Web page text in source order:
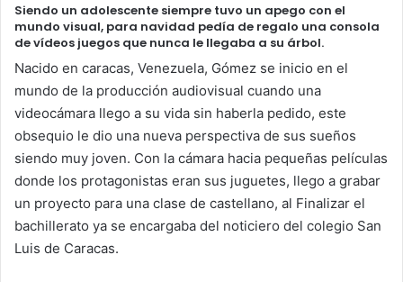
Siendo un adolescente siempre tuvo un apego con el
mundo visual, para navidad pedía de regalo una consola
de vídeos juegos que nunca le llegaba a su árbol.
Nacido en caracas, Venezuela, Gómez se inicio en el
mundo de la producción audiovisual cuando una
videocámara llego a su vida sin haberla pedido, este
obsequio le dio una nueva perspectiva de sus sueños
siendo muy joven. Con la cámara hacia pequeñas películas
donde los protagonistas eran sus juguetes, llego a grabar
un proyecto para una clase de castellano, al Finalizar el
bachillerato ya se encargaba del noticiero del colegio San
Luis de Caracas.